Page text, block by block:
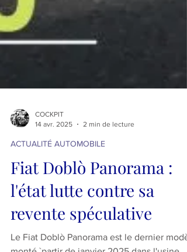
14 avr. 2025
2 min de lecture
ACTUALITÉ AUTOMOBILE
Fiat Doblò Panorama :
l'état lutte contre sa